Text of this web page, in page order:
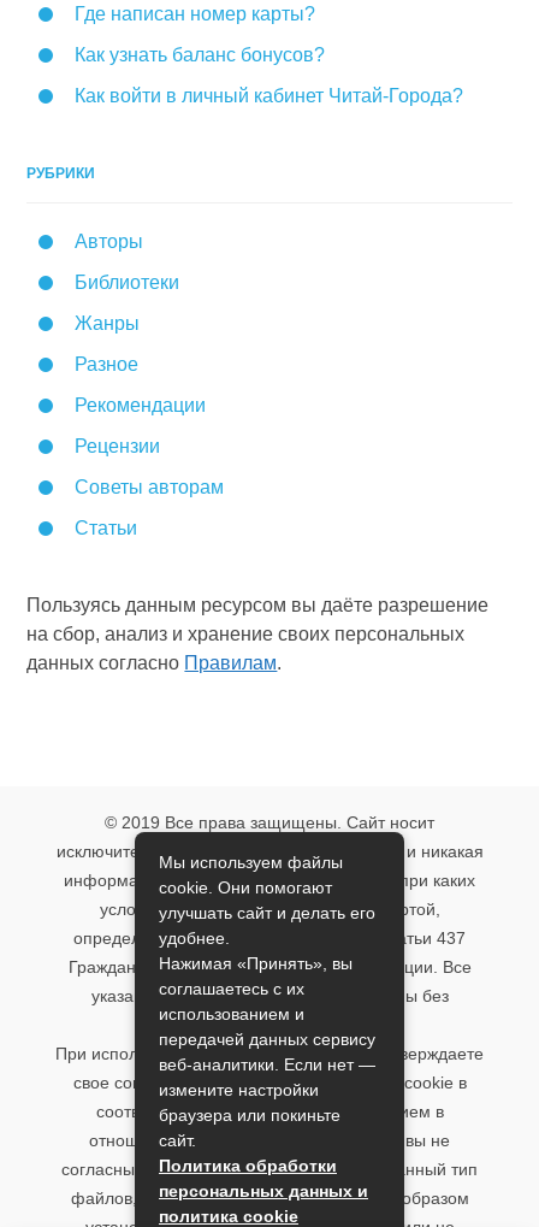
Где написан номер карты?
Как узнать баланс бонусов?
Как войти в личный кабинет Читай-Города?
РУБРИКИ
Авторы
Библиотеки
Жанры
Разное
Рекомендации
Рецензии
Советы авторам
Статьи
Пользуясь данным ресурсом вы даёте разрешение
на сбор, анализ и хранение своих персональных
данных согласно Правилам.
© 2019 Все права защищены. Сайт носит
исключительно информационный характер и никакая
информация, опубликованная на нём, ни при каких
условиях не является публичной офертой,
определяемой положениями пункта 2 статьи 437
Гражданского кодекса Российской Федерации. Все
указанные условия могут быть изменены без
предварительного уведомления.
При использовании данного сайта, вы подтверждаете
свое согласие на использование файлов cookie в
соответствии с настоящим уведомлением в
отношении данного типа файлов. Если вы не
согласны с тем, чтобы мы использовали данный тип
файлов, то вы должны соответствующим образом
Мы используем файлы
cookie. Они помогают
улучшать сайт и делать его
удобнее.
Нажимая «Принять», вы
соглашаетесь с их
использованием и
передачей данных сервису
веб-аналитики. Если нет —
измените настройки
браузера или покиньте
сайт.
Политика обработки
персональных данных и
политика cookie